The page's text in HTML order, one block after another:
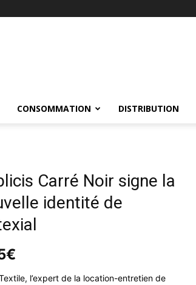
CONSOMMATION DISTRIBUTION
Carré Noir signe la
identité de
€
l’expert de la location-entretien de